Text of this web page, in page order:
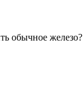
обычное железо?